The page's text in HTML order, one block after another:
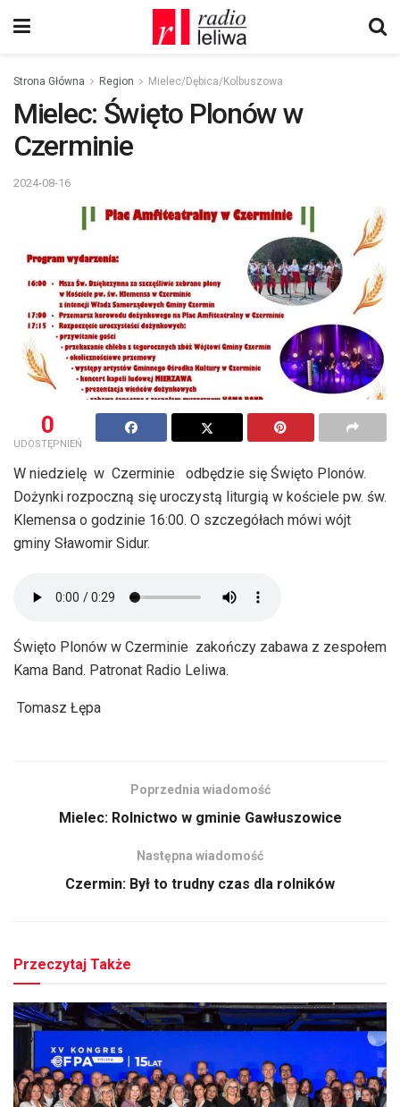
Strona Główna Region Mielec/Dębica/Kolbuszowa
Mielec: Święto Plonów w
Czerminie
2024-08-16
0
UDOSTĘPNIEŃ
W niedzielę w Czerminie odbędzie się Święto Plonów.
Dożynki rozpoczną się uroczystą liturgią w kościele pw. św.
Klemensa o godzinie 16:00. O szczegółach mówi wójt
gminy Sławomir Sidur.
Święto Plonów w Czerminie zakończy zabawa z zespołem
Kama Band. Patronat Radio Leliwa.
Tomasz Łępa
Poprzednia wiadomość
Mielec: Rolnictwo w gminie Gawłuszowice
Następna wiadomość
Czermin: Był to trudny czas dla rolników
Przeczytaj Także